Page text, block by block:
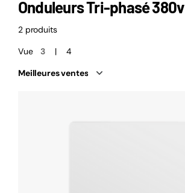
Onduleurs Tri-phasé 380v
2 produits
Vue
3 4